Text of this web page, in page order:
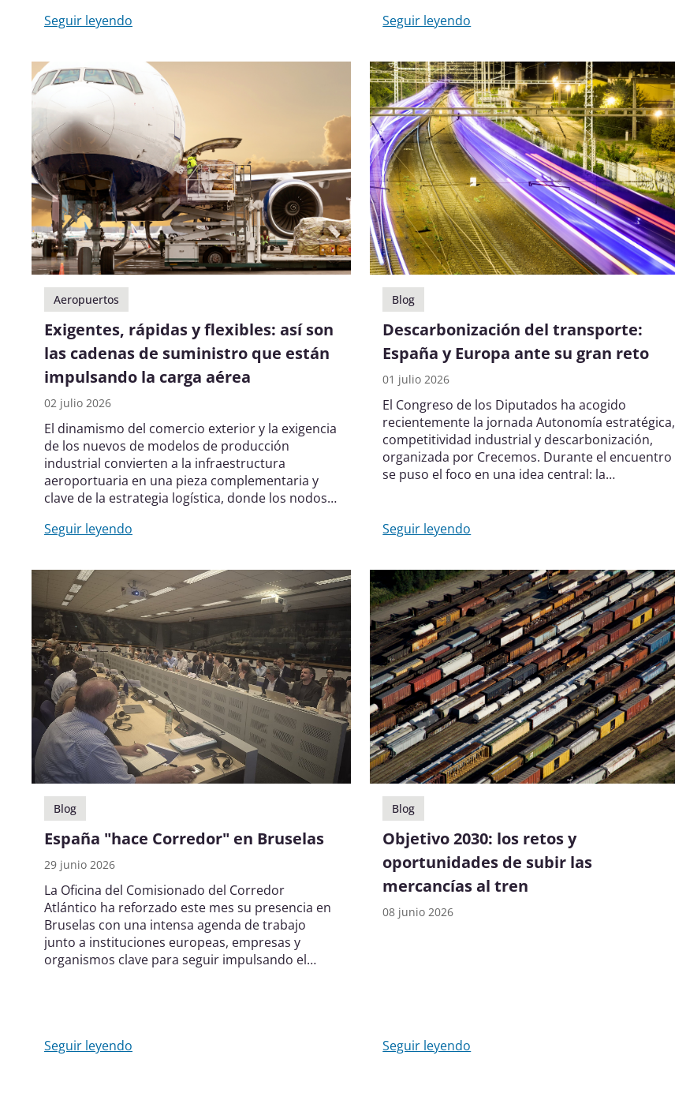
Seguir leyendo Seguir leyendo
Aeropuertos
Exigentes, rápidas y flexibles: así son
las cadenas de suministro que están
impulsando la carga aérea
02 julio 2026
El dinamismo del comercio exterior y la exigencia
de los nuevos de modelos de producción
industrial convierten a la infraestructura
aeroportuaria en una pieza complementaria y
clave de la estrategia logística, donde los nodos
aceleradores de la competitividad empresarial
Seguir leyendo
Blog
​Descarbonización del transporte:
España y Europa ante su gran reto
01 julio 2026
El Congreso de los Diputados ha acogido
recientemente la jornada Autonomía estratégica,
competitividad industrial y descarbonización,
organizada por Crecemos. Durante el encuentro
se puso el foco en una idea central: la
renovables.
Seguir leyendo
Blog
España "hace Corredor" en Bruselas
29 junio 2026
La Oficina del Comisionado del Corredor
Atlántico ha reforzado este mes su presencia en
Bruselas con una intensa agenda de trabajo
junto a instituciones europeas, empresas y
organismos clave para seguir impulsando el
Seguir leyendo
Blog
Objetivo 2030: los retos y
oportunidades de subir las
mercancías al tren
08 junio 2026
Seguir leyendo